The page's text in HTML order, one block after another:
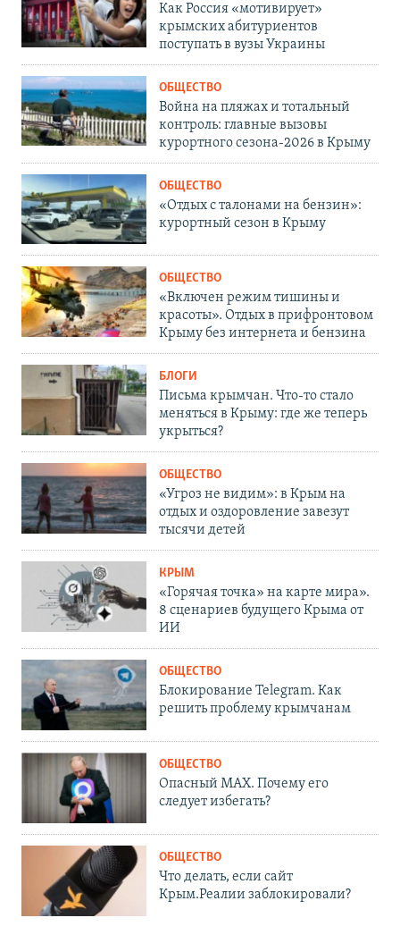
Как Россия «мотивирует»
крымских абитуриентов
поступать в вузы Украины
ОБЩЕСТВО
Война на пляжах и тотальный
контроль: главные вызовы
курортного сезона-2026 в Крыму
ОБЩЕСТВО
«Отдых с талонами на бензин»:
курортный сезон в Крыму
ОБЩЕСТВО
«Включен режим тишины и
красоты». Отдых в прифронтовом
Крыму без интернета и бензина
БЛОГИ
Письма крымчан. Что-то стало
меняться в Крыму: где же теперь
укрыться?
ОБЩЕСТВО
«Угроз не видим»: в Крым на
отдых и оздоровление завезут
тысячи детей
КРЫМ
«Горячая точка» на карте мира».
8 сценариев будущего Крыма от
ИИ
ОБЩЕСТВО
Блокирование Telegram. Как
решить проблему крымчанам
ОБЩЕСТВО
Опасный MAX. Почему его
следует избегать?
ОБЩЕСТВО
Что делать, если сайт
Крым.Реалии заблокировали?